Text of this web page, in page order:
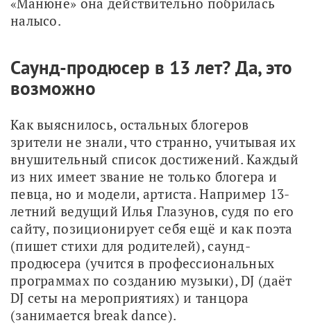
налысо.
Саунд-продюсер в 13 лет? Да, это
возможно
Как выяснилось, остальных блогеров
зрители не знали, что странно, учитывая их
внушительный список достижений. Каждый
из них имеет звание не только блогера и
певца, но и модели, артиста. Например 13-
летний ведущий Илья Глазунов, судя по его
сайту, позиционирует себя ещё и как поэта
(пишет стихи для родителей), саунд-
продюсера (учится в профессиональных
программах по созданию музыки), DJ (даёт
DJ сеты на мероприятиях) и танцора
(занимается break dance).